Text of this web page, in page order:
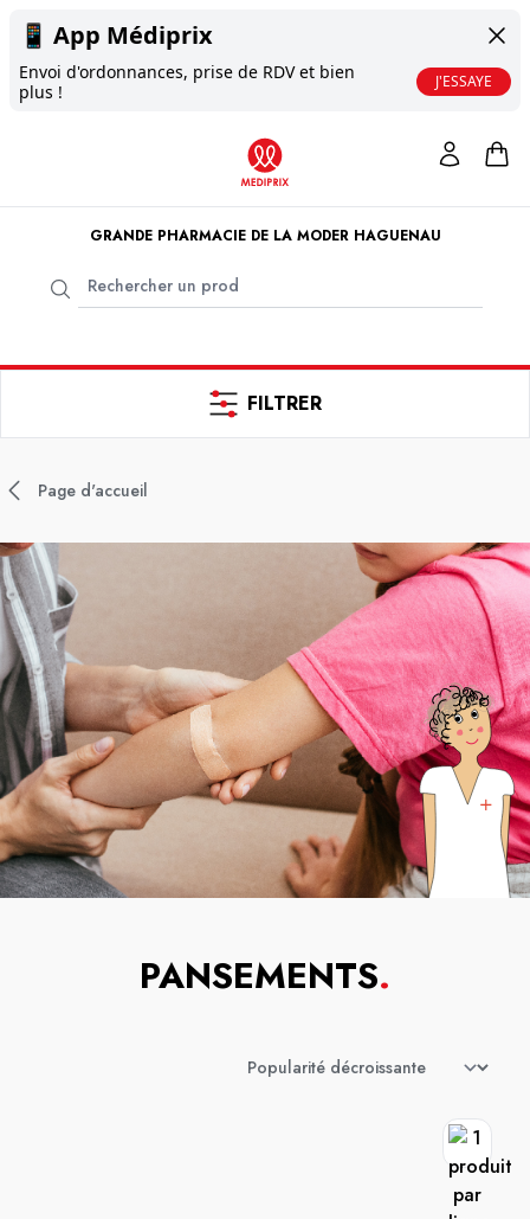
📱 App Médiprix
Envoi d'ordonnances, prise de RDV et bien
plus !
J'ESSAYE
GRANDE PHARMACIE DE LA MODER HAGUENAU
FILTRER
Page d'accueil
PANSEMENTS.